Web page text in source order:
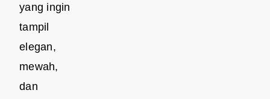
yang ingin
tampil
elegan,
mewah,
dan